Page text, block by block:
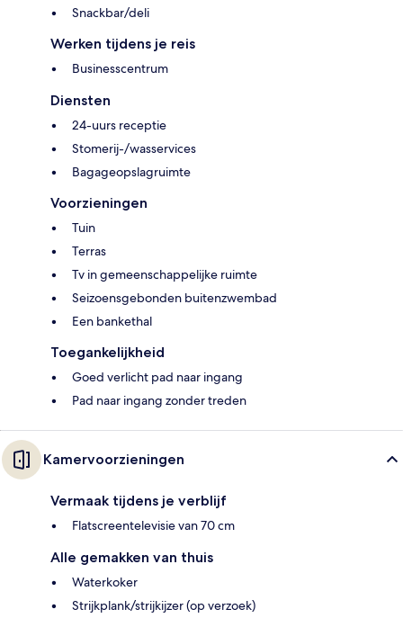
Snackbar/deli
Werken tijdens je reis
Businesscentrum
Diensten
24-uurs receptie
Stomerij-/wasservices
Bagageopslagruimte
Voorzieningen
Tuin
Terras
Tv in gemeenschappelijke ruimte
Seizoensgebonden buitenzwembad
Een bankethal
Toegankelijkheid
Goed verlicht pad naar ingang
Pad naar ingang zonder treden
Kamervoorzieningen
Vermaak tijdens je verblijf
Flatscreentelevisie van 70 cm
Alle gemakken van thuis
Waterkoker
Strijkplank/strijkijzer (op verzoek)